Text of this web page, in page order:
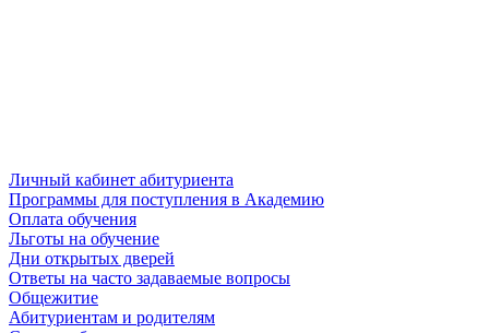
Личный кабинет абитуриента
Программы для поступления в Академию
Оплата обучения
Льготы на обучение
Дни открытых дверей
Ответы на часто задаваемые вопросы
Общежитие
Абитуриентам и родителям